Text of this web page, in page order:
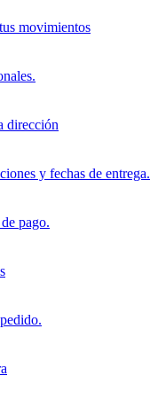
movimientos
dirección
y fechas de entrega.
pago.